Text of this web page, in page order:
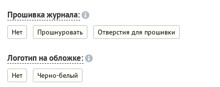
Прошивка журнала:
Нет Прошнуровать Отверстия для прошивки
Логотип на обложке:
Нет Черно-белый